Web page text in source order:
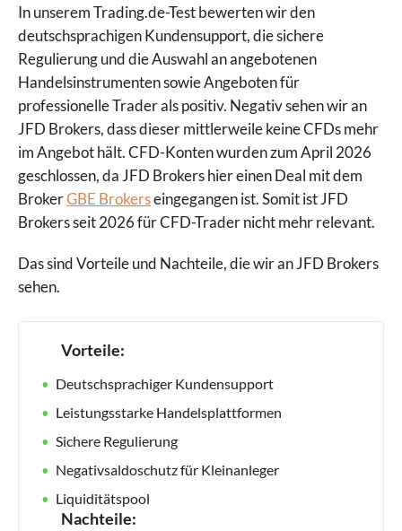
In unserem Trading.de-Test bewerten wir den
deutschsprachigen Kundensupport, die sichere
Regulierung und die Auswahl an angebotenen
Handelsinstrumenten sowie Angeboten für
professionelle Trader als positiv. Negativ sehen wir an
JFD Brokers, dass dieser mittlerweile keine CFDs mehr
im Angebot hält. CFD-Konten wurden zum April 2026
geschlossen, da JFD Brokers hier einen Deal mit dem
BrokerGBE Brokerseingegangen ist. Somit ist JFD
Brokers seit 2026 für CFD-Trader nicht mehr relevant.
Das sind Vorteile und Nachteile, die wir an JFD Brokers
sehen.
Vorteile:
Deutschsprachiger Kundensupport
Leistungsstarke Handelsplattformen
Sichere Regulierung
Negativsaldoschutz für Kleinanleger
Liquiditätspool
Nachteile: